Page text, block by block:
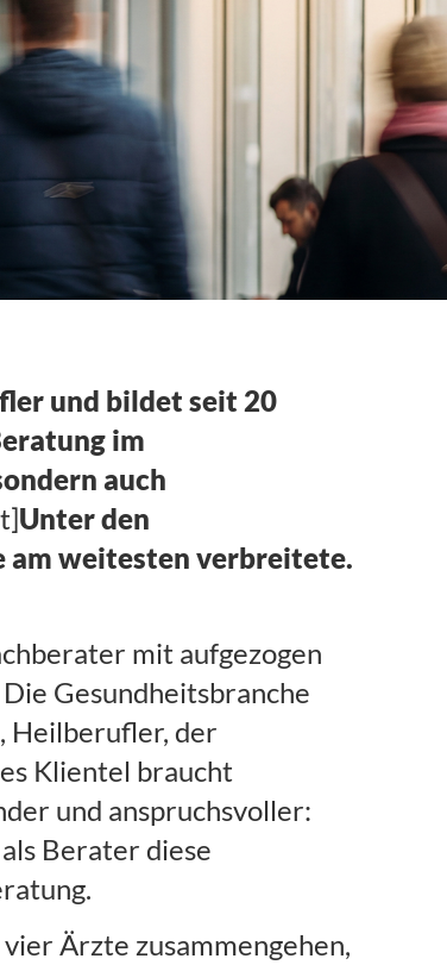
und bildet seit 20
im
auch
Unter den
am weitesten verbreitete.
mit aufgezogen
Gesundheitsbranche
Heilberufler, der
Klientel braucht
und anspruchsvoller:
Berater diese
Ärzte zusammengehen,